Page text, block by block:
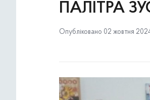
ПАЛІТРА
Опубліковано 02 жовтня